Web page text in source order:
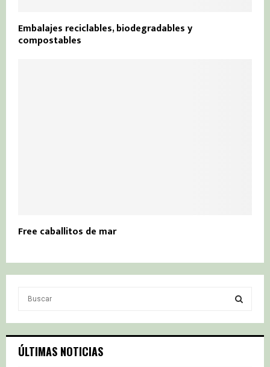
Embalajes reciclables, biodegradables y
compostables
Free caballitos de mar
c
h
S
ÚLTIMAS NOTICIAS